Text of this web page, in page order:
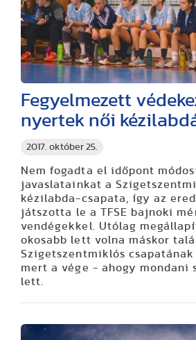
2017. október 25.
Fegyelmezett
nyertek női
Nem fogadta el időpont
javaslatainkat a
kézilabda-csapata, így az
játszotta le a TFSE bajnoki
vendégekkel. Utólag
okosabb lett volna máskor
Szigetszentmiklós
mert a vége - ahogy mondani
lett.